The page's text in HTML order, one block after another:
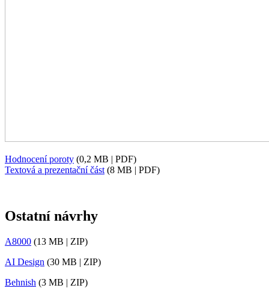
Hodnocení poroty (0,2 MB | PDF)
Textová a prezentační část (8 MB | PDF)
Ostatní návrhy
A8000 (13 MB | ZIP)
AI Design (30 MB | ZIP)
Behnish (3 MB | ZIP)